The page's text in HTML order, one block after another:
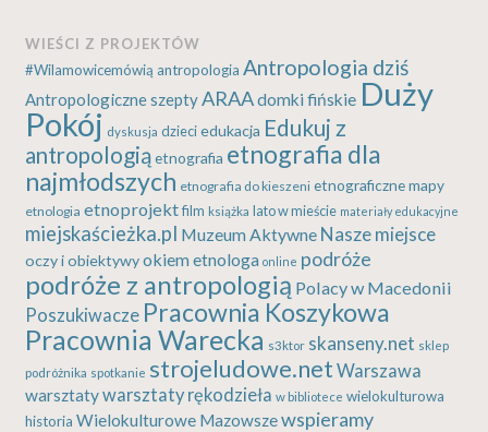
WIEŚCI Z PROJEKTÓW
#Wilamowicemówią antropologia Antropologia dziś
Antropologiczne szeptyARAAdomki fińskie Duży
Pokój dyskusja dzieci edukacja Edukuj z
antropologiąetnografia etnografia dla
najmłodszych etnografia do kieszeni etnograficzne mapy
etnologia etnoprojekt film książka lato w mieście materiały edukacyjne
miejskaścieżka.pl Muzeum Aktywne Nasze miejsce
oczy i obiektywyokiem etnologa online podróże
podróże z antropologią Polacy w Macedonii
Poszukiwacze Pracownia Koszykowa
Pracownia Warecka s3ktor skanseny.net sklep
podróżnika spotkanie strojeludowe.net Warszawa
warsztatywarsztaty rękodzieła w bibliotece wielokulturowa
historia Wielokulturowe Mazowszewspieramy